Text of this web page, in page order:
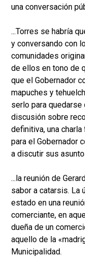
una conversación
...Torres se habría
y conversando con
comunidades
de ellos en tono de
que el Gobernador
mapuches y
serlo para quedarse
discusión sobre
definitiva, una
para el Gobernador
a discutir sus
...la reunión de
sabor a catarsis. La
estado en una
comerciante, en
dueña de un
aquello de la
Municipalidad.